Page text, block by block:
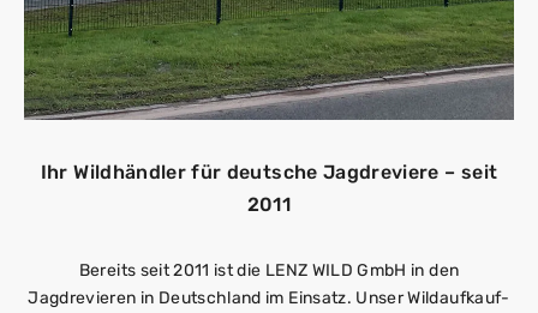
Ihr Wildhändler für deutsche Jagdreviere – seit
2011
Bereits seit 2011 ist die LENZ WILD GmbH in den
Jagdrevieren in Deutschland im Einsatz. Unser Wildaufkauf-